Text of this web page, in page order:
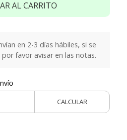
AL CARRITO
en 2-3 días hábiles, si se
favor avisar en las notas.
CALCULAR